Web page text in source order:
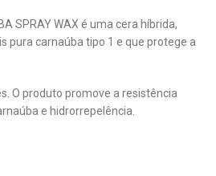
SPRAY WAX é uma cera híbrida,
pura carnaúba tipo 1 e que protege a
O produto promove a resistência
e hidrorrepelência.